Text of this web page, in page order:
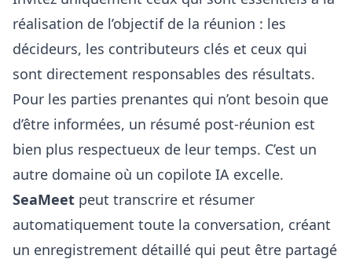
réalisation de l’objectif de la réunion : les
décideurs, les contributeurs clés et ceux qui
sont directement responsables des résultats.
Pour les parties prenantes qui n’ont besoin que
d’être informées, un résumé post-réunion est
bien plus respectueux de leur temps. C’est un
autre domaine où un copilote IA excelle.
SeaMeet peut transcrire et résumer
automatiquement toute la conversation, créant
un enregistrement détaillé qui peut être partagé